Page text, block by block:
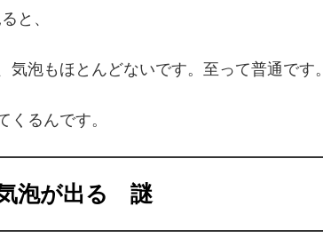
と、
泡もほとんどないです。至って普通です。
くるんです。
泡が出る 謎